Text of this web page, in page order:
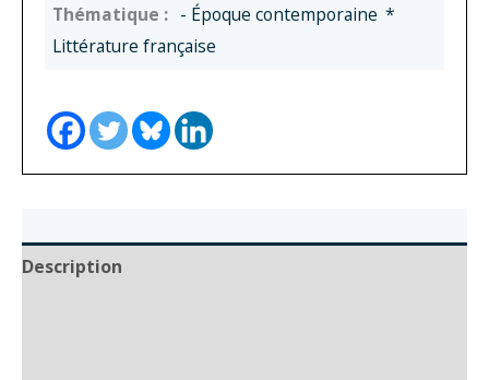
88
Henri
Bosco
- Époque contemporaine *
Littérature française
Description